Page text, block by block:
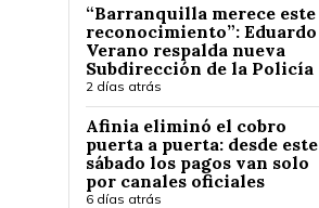
“Barranquilla merece este
reconocimiento”: Eduardo
Verano respalda nueva
Subdirección de la Policía
2 días atrás
Afinia eliminó el cobro
puerta a puerta: desde este
sábado los pagos van solo
por canales oficiales
6 días atrás